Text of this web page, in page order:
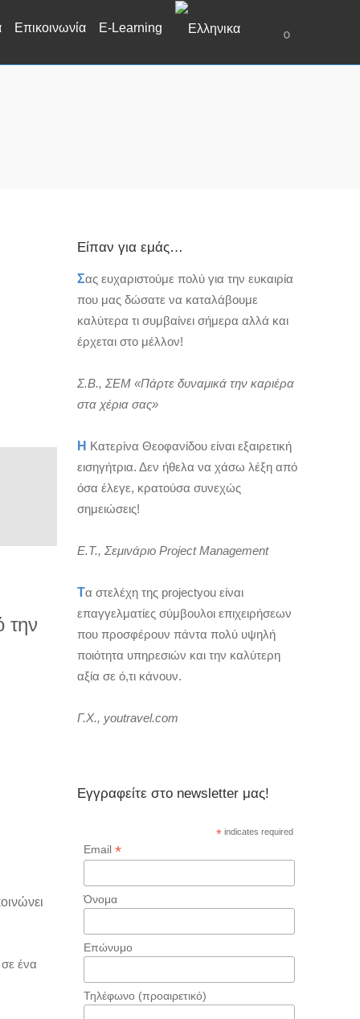
0
Επικοινωνία E-Learning
την
ένα
Είπαν για εμάς…
Σας ευχαριστούμε πολύ για την ευκαιρία
που μας δώσατε να καταλάβουμε
καλύτερα τι συμβαίνει σήμερα αλλά και
έρχεται στο μέλλον!
Σ.Β., ΣΕΜ «Πάρτε δυναμικά την καριέρα
στα χέρια σας»
Η Κατερίνα Θεοφανίδου είναι εξαιρετική
εισηγήτρια. Δεν ήθελα να χάσω λέξη από
όσα έλεγε, κρατούσα συνεχώς
σημειώσεις!
Ε.Τ., Σεμινάριο Project Management
Τα στελέχη της projectyou είναι
επαγγελματίες σύμβουλοι επιχειρήσεων
που προσφέρουν πάντα πολύ υψηλή
ποιότητα υπηρεσιών και την καλύτερη
αξία σε ό,τι κάνουν.
Γ.Χ., youtravel.com
Εγγραφείτε στο newsletter μας!
* indicates required
Email*
Όνομα
Επώνυμο
Τηλέφωνο (προαιρετικό)